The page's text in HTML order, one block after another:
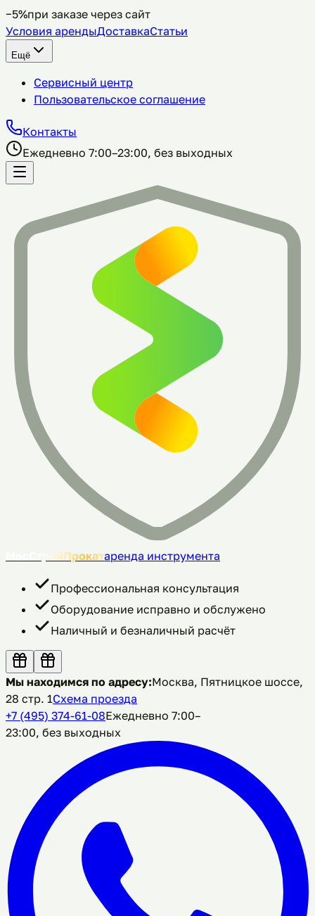
−5%при заказе через сайт
Условия арендыДоставкаСтатьи
Ещё
Сервисный центр
Пользовательское соглашение
Контакты
Ежедневно 7:00–23:00, без выходных
МосСтройПрокатаренда инструмента
Профессиональная консультация
Оборудование исправно и обслужено
Наличный и безналичный расчёт
Мы находимся по адресу:Москва, Пятницкое шоссе,
28 стр. 1Схема проезда
+7 (495) 374-61-08Ежедневно 7:00–
23:00, без выходных